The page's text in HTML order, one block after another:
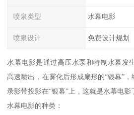
喷泉类型 水幕电影
喷泉设计 免费设计规划
水幕电影是通过高压水泵和特制水幕发
高速喷出，在雾化后形成扇形的“银幕”
录影带投影在“银幕”上，这就是水幕电影
水幕电影的种类：